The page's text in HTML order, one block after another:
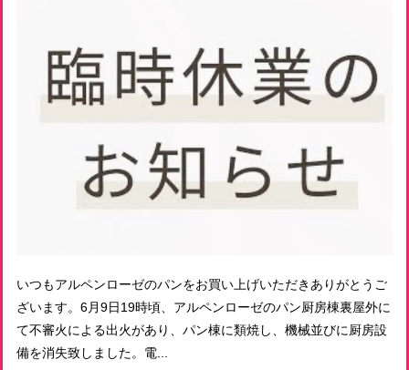
いつもアルペンローゼのパンをお買い上げいただきありがとうご
ざいます。6月9日19時頃、アルペンローゼのパン厨房棟裏屋外に
て不審火による出火があり、パン棟に類焼し、機械並びに厨房設
備を消失致しました。電...